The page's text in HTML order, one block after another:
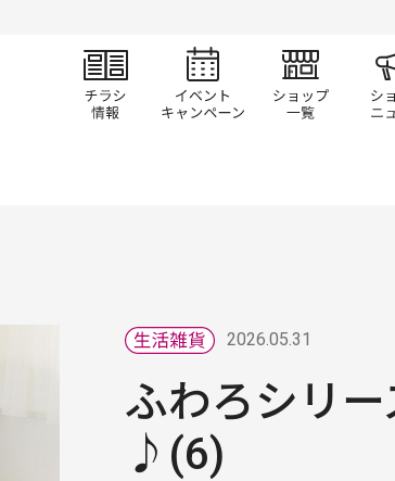
チラシ情報 イベント/キャン
ショ
2026.05.31
ふわろシリ
♪(6)